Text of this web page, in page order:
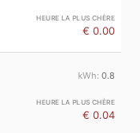
€ 0.00
0.8
€ 0.04